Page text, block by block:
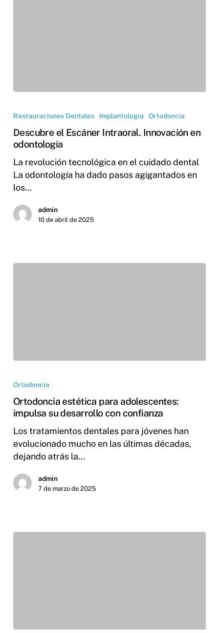
Restauraciones Dentales Implantología Ortodoncia
Descubre el Escáner Intraoral. Innovación en
odontología
La revolución tecnológica en el cuidado dental
La odontología ha dado pasos agigantados en
los…
admin
10 de abril de 2025
Ortodoncia
Ortodoncia estética para adolescentes:
impulsa su desarrollo con confianza
Los tratamientos dentales para jóvenes han
evolucionado mucho en las últimas décadas,
dejando atrás la…
admin
7 de marzo de 2025